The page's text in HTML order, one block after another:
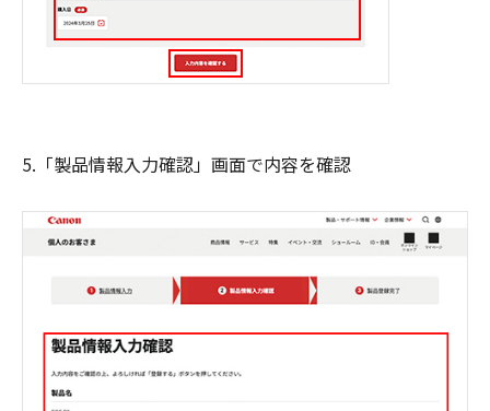
5.「製品情報入力確認」画面で内容を確認